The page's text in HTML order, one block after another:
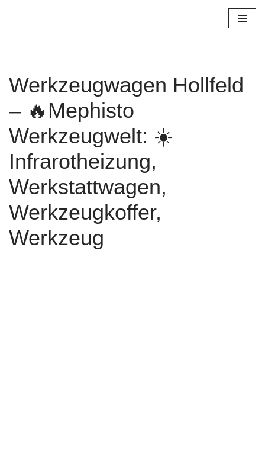
Werkzeugwagen Hollfeld
– 🔥Mephisto
Werkzeugwelt: ☀️
Infrarotheizung,
Werkstattwagen,
Werkzeugkoffer,
Werkzeug